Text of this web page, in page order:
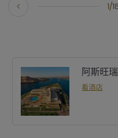
1/
阿斯旺
看酒店